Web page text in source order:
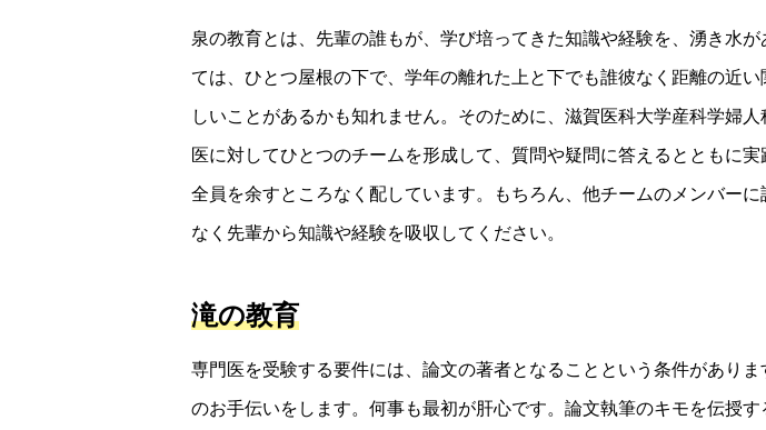
泉の教育とは、先輩の誰もが、学び培ってきた知識や経験を、湧き水
ては、ひとつ屋根の下で、学年の離れた上と下でも誰彼なく距離の近
しいことがあるかも知れません。そのために、滋賀医科大学産科学婦
医に対してひとつのチームを形成して、質問や疑問に答えるとともに
全員を余すところなく配しています。もちろん、他チームのメンバー
なく先輩から知識や経験を吸収してください。
滝の教育
専門医を受験する要件には、論文の著者となることという条件があり
のお手伝いをします。何事も最初が肝心です。論文執筆のキモを伝授